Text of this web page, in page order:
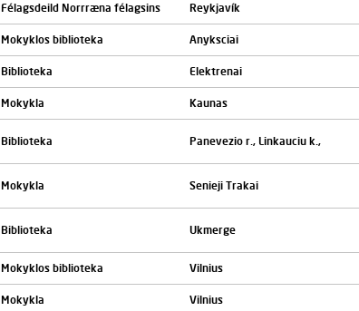
Félagsdeild Norrræna félagsins Reykjavík
Mokyklos biblioteka Anyksciai
Biblioteka Elektrenai
Mokykla Kaunas
Biblioteka Panevezio r., Linkauciu k.,
Mokykla Senieji Trakai
Biblioteka Ukmerge
Mokyklos biblioteka Vilnius
Mokykla Vilnius